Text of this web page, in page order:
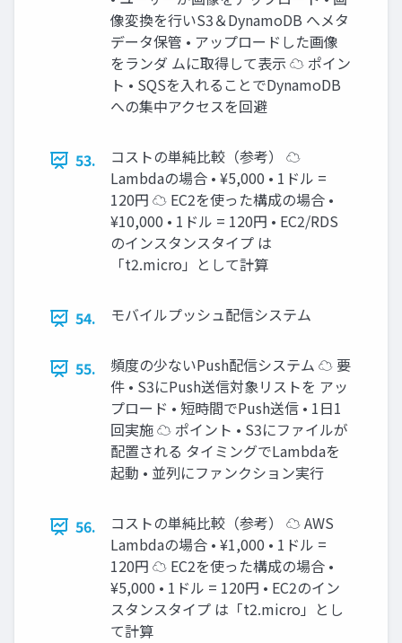
像変換を行いS3＆DynamoDB へメタ
データ保管 • アップロードした画像
をランダ ムに取得して表示 ☁ ポイン
ト • SQSを入れることでDynamoDB
への集中アクセスを回避
53.
コストの単純比較（参考） ☁
Lambdaの場合 • ¥5,000 • 1ドル =
120円 ☁ EC2を使った構成の場合 •
¥10,000 • 1ドル = 120円 • EC2/RDS
のインスタンスタイプ は
「t2.micro」として計算
54. モバイルプッシュ配信システム
55.
頻度の少ないPush配信システム ☁ 要
件 • S3にPush送信対象リストを アッ
プロード • 短時間でPush送信 • 1日1
回実施 ☁ ポイント • S3にファイルが
配置される タイミングでLambdaを
起動 • 並列にファンクション実行
56.
コストの単純比較（参考） ☁ AWS
Lambdaの場合 • ¥1,000 • 1ドル =
120円 ☁ EC2を使った構成の場合 •
¥5,000 • 1ドル = 120円 • EC2のイン
スタンスタイプ は「t2.micro」とし
て計算